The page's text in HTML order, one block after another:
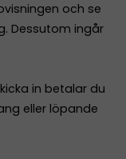
och se
Dessutom ingår
in betalar du
eller löpande